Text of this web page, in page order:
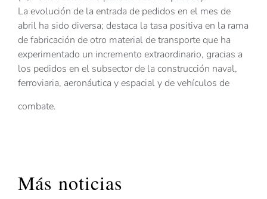
La evolución de la entrada de pedidos en el mes de
abril ha sido diversa; destaca la tasa positiva en la rama
de fabricación de otro material de transporte que ha
experimentado un incremento extraordinario, gracias a
los pedidos en el subsector de la construcción naval,
ferroviaria, aeronáutica y espacial y de vehículos de
combate.
Más noticias